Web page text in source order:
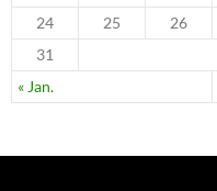
« Jan.
24
25 26
31